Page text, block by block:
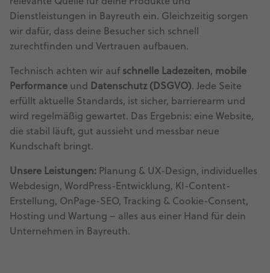
Dienstleistungen in Bayreuth ein. Gleichzeitig sorgen
wir dafür, dass deine Besucher sich schnell
zurechtfinden und Vertrauen aufbauen.
Technisch achten wir auf schnelle Ladezeiten, mobile
Performance und Datenschutz (DSGVO). Jede Seite
erfüllt aktuelle Standards, ist sicher, barrierearm und
wird regelmäßig gewartet. Das Ergebnis: eine Website,
die stabil läuft, gut aussieht und messbar neue
Kundschaft bringt.
Unsere Leistungen: Planung & UX-Design, individuelles
Webdesign, WordPress-Entwicklung, KI-Content-
Erstellung, OnPage-SEO, Tracking & Cookie-Consent,
Hosting und Wartung – alles aus einer Hand für dein
Unternehmen in Bayreuth.